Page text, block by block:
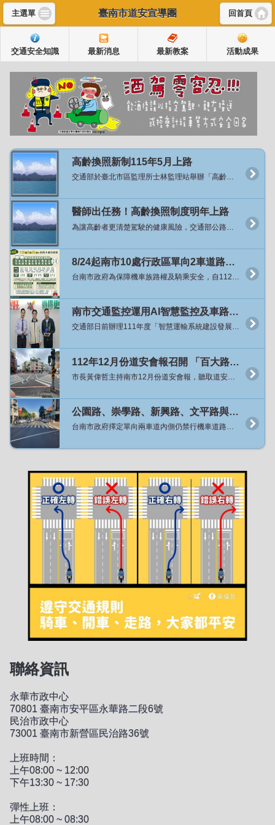
主選單 回首頁
臺南市道安宣導團
交通安全知識 最新消息 最新教案 活動成果
高齡換照新制115年5月上路
交通部於臺北市區監理所士林監理站舉辦「高齡換照新制代言人暨宣導影片發布記者會」，正式宣布將於115年5月起實施高齡換照新制，並邀請資深藝人沈文程先生擔任政策代言人，以親切溫暖的形象向社會傳遞一個重要訊息：「換照不是限制，而是安心的開始」。 交通部陳世凱部長於致詞時表示，臺灣正邁入超高齡社會，越來越多長輩持續開車、參與社會，因此「保障高齡駕駛安全」既是挑戰也是責任。這次換照新制並非剝奪權利，而是透過醫學評估、教育課程與貼心配套，讓長者能夠更長久、更安心地開車或騎車，同時讓家人們也放心。 為了讓社會各界更了解新制的推動背景及醫學依據，交通部在今年在6-8月間，積極走入民間，在全國20縣市，共計22處的廟口辦理「換照保平安」宣講，累積超過3千位長者們了解這項政策。接下來自11月中旬起，於全國辦理7場「高齡換照講座—醫師出任務」系列活動，邀請凱旋醫院黃敏偉副院長、台中榮總精神部侯伯勳主任等專業醫師，地點包括臺中、南投、新竹市、屏東、高雄及彰化等地。講座將以醫學角度說明高齡者身體機能退化對駕駛安全的影響、慢性病與藥物交互作用的潛在風險，並由監理人員現場解說115年新制內容，協助長者瞭解換照流程與注意事項。 陳世凱部長表示，根據交通部統計處與公路局的民調顯示有超過八成民眾支持高齡交通安全政策的這項作法，代表的不是限制，而是關心及愛。強調保障長輩的行動權益，是我們的優先目標與方向，「這項政策的推動，不是要取代長輩的選擇，而是提供更安心的選擇」。 本次新制推動的目的在於關懷高齡駕駛安全，而非限制長者開車權利。依新制規定：滿70歲長者，須通過體檢並完成安全教育課程後，即可換發駕照，有效期限至75歲；滿75歲長者，維持3年換照制度，除須通過體檢及安全教育課程外，並須通過認知功能測驗，方可換發有效3年的駕照。 陳部長提到，七十歲換照政策，從明年五月開始會有兩年緩衝期，超過七十歲的長者們，來到監理所站會提供換照服務，換照過程絕對不是禁止，也沒有考試，但有兩件很重要事情，第一個要讓醫生確定身體狀況，也就是要經過體檢部分，體格檢查是確認我們的硬體是沒有問題的；第二件事是提供免費交通安全教育課程的服務，提供這服務原因是大部分民眾考照年齡，大概是20歲左右，到了70歲時，已經過了50年，交通法規其實也已不一樣，甚至路上標誌、標線也都不太一樣，所以希望交通觀念也要更新。經過體檢代表硬體確認；上過教育課程跟危險感知體驗則表示軟體更新，才讓長者開車上路。 此外，為鼓勵長者依自身狀況主動調整交通方式並兼顧移動需求，交通部自115年1月起推出「主動繳回駕照高齡者TPASS乘車回饋措施」。凡70歲以上主動繳回駕照者，公路局將提供TPASS電子錢包乘車支出每月50%回饋金，每月上限1,500元，每人可申請一次，補助期間2年。該措施涵蓋公共運輸及計程車支出，協助長者有充分時間適應交通工具轉換並培養公共運輸使用習慣。 交通部也指出，為配合高齡換照政策推動，特別與代言人沈文程合作，於公園、登山步道入口等長者常活動地點辦理快閃宣導，傳達「沒有禁止長輩開車、而是多一份安全關懷」的理念，讓每位長輩都能安心開車、開得更久也更安全。 交通部進一步說明，未來也將持續透過「公共運輸發展計畫」協助地方政府強化路網與改善偏鄉交通，打造一個高齡者能自在移動、安心出行的交通環境。讓這項制度，不只是換照規定，更是一份對高齡者的敬重與支持。 交通部強調，高齡換照新制以「分級關懷、協助安全駕駛」為核心，兼顧長者安全與行動自由。期盼透過制度與宣導並行，打造更安全、友善的高齡交通環境。 新聞連結：https://168.motc.gov.tw/theme/news/post/2511121421285
醫師出任務！高齡換照制度明年上路
8/24起南市10處行政區單向2車道路段開放機車行駛內側車道及不強制二段式左轉
台南市政府為保障機車族路權及騎乘安全，自112年10月起針對單向2車道路型內側仍禁行機車道路展開專案檢討，迄今已將16條路段原有禁行機慢車標字刨除並移除兩段式左轉牌面，讓機車可以騎乘內側車道並依需求選擇左轉方式，經分析開放路段的交通事故並未明顯增加，且用路人普遍反映良好，為利道路行車管制的一致性及用路人易於辨識，針對目前已開放的10處行政區(原六區加永康區、仁德區、歸仁區與關廟區)內所有單向兩車道路段，自8月24日起將一次性全面開放，同時也保留原機車二段式左轉待轉區。 交通局局長王銘德指出，從去年10月起逐步推動開放單向2車道機車行駛內側車道及取消強制機車二段式左轉的試辦計畫，已實施的16條路段總長32.4公里共計384個路口，因開放路段長度與路口已達一定數量，各種路段型態、路口管制方式、特殊路口等均已有涵蓋，且經過相關成效評估，整體而言單向2車道路型內側車道開放機車騎乘、路口直接左轉並未明顯增加道路行車風險。 局長王銘德表示，市長黃偉哲在道安會報指示該專案檢討如評估無增加交通安全疑慮時應加速、擴大來做開放，交通局檢討已開放的10處行政區目前剩36條道路尚未開放，將自8月24日起全面開放，交通局將提前兩周派工移除36條路段上的強制機車兩段式左轉標誌，並增設相關指示牌面，從24日凌晨開始機車即可行駛上述道路內側車道，並於路口選擇於內側車道直接左轉或於外側車道進行二段式左轉，禁行機慢車標字預計113年底前完成刨除，標字未完全刨除前警察局亦將配合在開放路段不舉發違規行駛禁行機慢車道。 局長王銘德表示，檢討本市其它行政區尚有15區共27條路段仍屬單向2車道路型且內側禁行機車、管制路口應二段式左轉，考量路段分散且交通特性(如整體車流量、運具使用年齡等)與都會區略有差異，將再持續與地方溝通後續推動辦理方式。 交通管制科科長方川和表示，上述10行政區內除市府主管道路外尚有公路局及工業園區權管道路，永康區台20線的中山南、北路公路局新化工務段刻正辦理路面更新及標線重繪，將併入本次36條路段內同步於8月24日起開放，另工業園區道路權管單位原則上同意配合市府政策，惟涉及工程經費等因素無法配合於8月24日同步開放，交通局將再與各路權單位溝通後續推動時程，因此交通局特別提醒用路人行經台南產業園區(科工區)、新吉工業區、永康科技工業園區、安平工業區等4處園區內道路仍應遵循道路上實際交通設施之管制方式來騎乘與左轉彎。 各工業園區權管道路範圍內屬單向2車道路段： 台南產業園區(科工區)：科技五路、工業二路、工業五路、工業六路。 新吉工業區：新吉一路、新吉二路、新吉三路、新吉五路、新吉六路、安新一路、安新二路、安新三路、安新五路、安新六路。 永康科技工業園區：永科環路、永科東路、永科五路。 安平工業區：新平路、新樂路、新信路。
南市交通監控運用AI智慧監控及車路聯網應用系統成果獲肯定 榮獲「智慧運輸系統建設發展計畫」評鑑佳作及2023雲端物聯網創新獎「優良應用獎」雙獎
交通部日前辦理111年度「智慧運輸系統建設發展計畫」評鑑，市府交通局辦理「111年度AI影像辨識之智慧交通管理系統」獲頒評鑑佳作；又台灣雲端物聯網產業協會之2023雲端物聯網創新獎，交通局辦理「臺南市緊急車輛優先號誌計畫」亦獲得「優良應用獎」之肯定。今（2）日在市政會議上由局長王銘德獻雙獎，市長黃偉哲讚揚交通局團隊創新傑出的表現，勉勵交通局持續運用智慧科技管理交通政策，以打造舒適的交通環境。 市長黃偉哲表示，為提供市民出行的便利，降低因道路壅塞帶來的不適，並提升緊急救護的效率，交通局在112年於安定交流道周邊市道178線、大灣交流道周邊小東路與復興路路段施行AI智慧車流辨識及號誌管理策略，完成智慧動態號誌系統建置；並於成大醫院至奇美醫院間路段、安南醫院周邊建置緊急車輛優先號誌，讓救護車優先安全通過路口。交通局積極以創新智慧科技來管理交通問題，期藉由科技方法改善道路壅塞問題，提升道路服務水準，增進救援效率。 交通局局長王銘德表示，為提升本市交通智慧管理效率，交通局導入AI影像辨識技術應用於交通管理，透過設置智慧動態號誌系統，即時判讀壅塞路段與方向，自動調整交通號誌時制，112年度於安定、大灣交流道周邊建置後，平均可節省用路人5%~9%的旅行時間；交通局更建置了國內最大的車輛優先號誌系統，建置了31處緊急車輛優先號誌路口，透過路口及車上設備間感應觸發，讓路口號誌得以變換燈號以利緊急救護車輛通行，平均救護車每趟次旅行時間可減少40秒，有效提升黃金救援時間。 交通局表示，透過「AI影像辨識智慧交通管理系統」之智慧化交通管理策略將可改善壅塞問題，並提升道路使用效率與安全性，113年度將規劃於永康、仁德交流道周邊進行智慧號誌建置計畫，未來也將持續把AI車流辨識和智慧動態號誌推廣到其他適合實施路段，以創造一個智慧、便捷、綠能的宜居城市。
112年12月份道安會報召開 「百大路口安全行動」工程達標 黃市長期勉道安團隊再接再厲
公園路、崇學路、新興路、文平路與安和路試辦內側取消禁行機車與不強制兩段式左轉
台南市政府擇定單向兩車道內側仍禁行機車道路，試辦不強制機車二段左轉績效良好，將再擴大試辦路段，於30日起在公園路、崇學路、新興路、文平路、安和路擴大實施試辦取消內側車道禁行機車、及不強制機車二段左轉，交通局呼籲用路人提高防禦駕駛觀念，確保行車安全。 交通局局長王銘德表示，市長黃偉哲相當重視交通平權相關相關議題，指示應定期追蹤試辦不強制機車二段式左轉成效，如成效良好即應擴大試辦路段與範圍，逐步改善機車合理道路行駛環境。 局長王銘德指出，首先試辦中正路、府前路取消內側車道禁行機車、及不強制機車二段式左轉，依據首月事故數據分析結果，發現交通肇事死傷事故件數計29件，與去年同期40件比較減少27%、與去年每月平均39.1件比較減少25.8%。其中機車涉入的事故件數計28件，與去年同期36件比較減少22%、與去年每月平均35.6件比較減少21.3%。另外肇事原因涉及機車直接左轉的事故件數為2件，肇事原因則都是因為機車在最外側車道直接左轉(俗稱鬼切)。 交通局表示，為擴大蒐集不同行政區試辦數據及兼顧標線調整施工能量，擬分批逐步擴大試辦，其中，日前已將永康區大灣路、富強路一段納入試辦路段，12月30日起將再針對北區、東區、南區、安平區及安南區單向兩車道路段各擇1條。新增試辦路段將包括北區公園路(湯德章公園-公園路1092巷)、東區崇學路(東門路-崇明路)、南區新興路(新興路533巷-新興東路)、安平區文平路(慶平路-健康路)及安南區安和路四、五段(安和路四段538巷-北安路口)，道路總長度達8.2公里共計113處路口，其中號誌化路口數60處、非號誌化路口數53處。試辦措施亦為取消內側車道禁行機車及路口不強制兩段左轉，並同時保留原兩段式左轉待轉區，以供習慣兩段式左轉的駕駛人繼續使用。 試辦期預計自112年12月30日(六)起，交通局將提前3日先派工移除上述路口強制機車兩段式左轉標誌及增設相關指示牌面，該日凌晨起機車即可行駛於上述道路內側車道，並於路口可選擇於內側車道直接左轉或於外側車道進行兩段式左轉。另因陸續刨除路面上超過240組禁行機慢車標字約需2個月工期，故於試辦期開始至路面標字完全刨除前，警察局亦將配合於前述試辦路段不舉發違規行駛禁行機慢車道。 本次試辦路段基本資料如下：北區公園路為標線分隔路型，沿線長度3.2公里共43處路口，其中21處號誌化路口、22處非號誌化路口；東區崇學路為標線分隔路型，沿線長度0.95公里共20處路口，其中8處號誌化路口、12處非號誌化路口；南區新興路為標線分隔路型，沿線長度1.3公里共21處路口，其中9處號誌化路口、12處非號誌化路口；安平區文平路為中央分隔島路型，沿線長度1.6公里共18處路口，其中13處號誌化路口、5處非號誌化路口；安南區安和路四、五段為標線分隔路型，沿線長度1.15公里共11處路口，其中9處號誌化路口、2處非號誌化路口。 另南區新興路在中華西路至新興路533巷間為單向3車道最內側車道禁行機車路型，暫不在這次開放路段範圍內，為了避免銜接路段機車誤駛至最內側禁行機車車道，交通局將研議重新調整車道配置新增附加式左轉專用車道，俟路型調整後再開放機車行駛內側車道及利用左轉車道及左轉時相左轉，以提升機車左轉安全性。車道標線尚未完成調整前，請機車駕駛人注意變換車道勿違規駛入禁行機車車道。 交通局提醒用路人，試辦期間逐步開放路段請汽、機車駕駛人應特別注意用路行為的改變，內側車道汽車切勿有逼車等影響機車駕駛人行車安全之行為；機車則在變換車道前應提早使用方向燈並注意後方來車，選擇要在路口直接左轉的騎士應提前變換到內側車道再左轉，選擇維持兩段式左轉的騎士仍可行駛於外側車道進入待轉區待轉。交通局於試辦期間也將密切監控各路段車流狀況，並持續定期分析試辦路段總事故與機車事故變化、路口左轉事故變化等指標，以作為後續推動之參考依據。市府道安團隊亦將持續加強宣導左轉時安全駕駛行為，俾利駕駛人了解正確用路觀念。
聯絡資訊
永華市政中心
70801 臺南市安平區永華路二段6號
民治市政中心
73001 臺南市新營區民治路36號
上班時間：
上午08:00 ~ 12:00
下午13:30 ~ 17:30
彈性上班：
上午08:00 ~ 08:30